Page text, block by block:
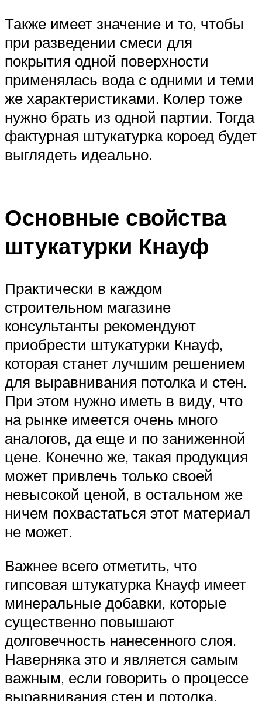
Также имеет значение и то, чтобы
при разведении смеси для
покрытия одной поверхности
применялась вода с одними и теми
же характеристиками. Колер тоже
нужно брать из одной партии. Тогда
фактурная штукатурка короед будет
выглядеть идеально.
Основные свойства
штукатурки Кнауф
Практически в каждом
строительном магазине
консультанты рекомендуют
приобрести штукатурки Кнауф,
которая станет лучшим решением
для выравнивания потолка и стен.
При этом нужно иметь в виду, что
на рынке имеется очень много
аналогов, да еще и по заниженной
цене. Конечно же, такая продукция
может привлечь только своей
невысокой ценой, в остальном же
ничем похвастаться этот материал
не может.
Важнее всего отметить, что
гипсовая штукатурка Кнауф имеет
минеральные добавки, которые
существенно повышают
долговечность нанесенного слоя.
Наверняка это и является самым
важным, если говорить о процессе
выравнивания стен и потолка.